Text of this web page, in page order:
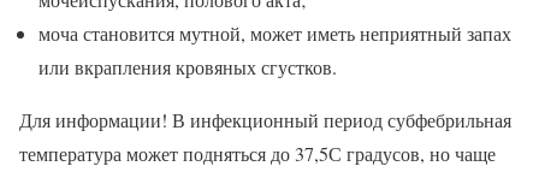
моча становится мутной, может иметь неприятный запах
или вкрапления кровяных сгустков.
Для информации! В инфекционный период субфебрильная
температура может подняться до 37,5С градусов, но чаще